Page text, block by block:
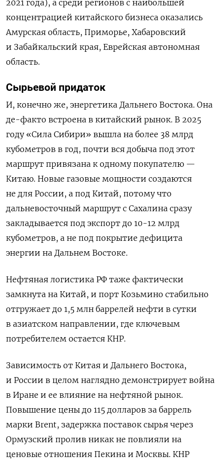
2021 года), а среди регионов с наибольшей
концентрацией китайского бизнеса оказались
Амурская область, Приморье, Хабаровский
и Забайкальский края, Еврейская автономная
область.
Сырьевой придаток
И, конечно же, энергетика Дальнего Востока. Она
де-факто встроена в китайский рынок. В 2025
году «Сила Сибири» вышла на более 38 млрд
кубометров в год, почти вся добыча под этот
маршрут привязана к одному покупателю —
Китаю. Новые газовые мощности создаются
не для России, а под Китай, потому что
дальневосточный маршрут с Сахалина сразу
закладывается под экспорт до 10-12 млрд
кубометров, а не под покрытие дефицита
энергии на Дальнем Востоке.
Нефтяная логистика РФ таже фактически
замкнута на Китай, и порт Козьмино стабильно
отгружает до 1,5 млн баррелей нефти в сутки
в азиатском направлении, где ключевым
потребителем остается КНР.
Зависимость от Китая и Дальнего Востока,
и России в целом наглядно демонстрирует война
в Иране и ее влияние на нефтяной рынок.
Повышение цены до 115 долларов за баррель
марки Brent, задержка поставок сырья через
Ормузский пролив никак не повлияли на
ценовые отношения Пекина и Москвы. КНР